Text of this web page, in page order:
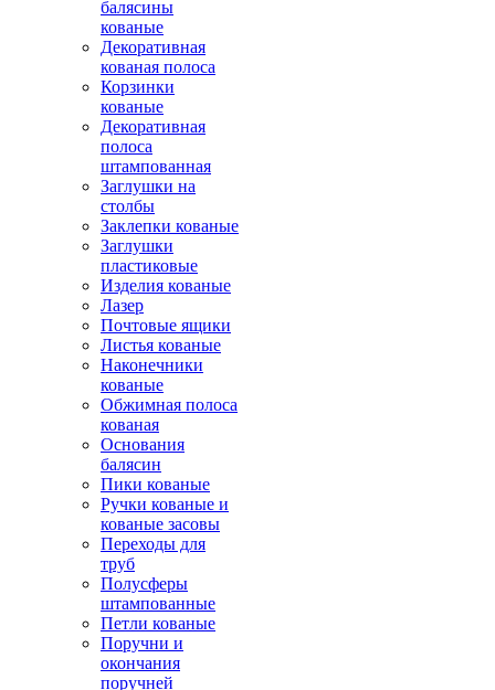
балясины
кованые
Декоративная
кованая полоса
Корзинки
кованые
Декоративная
полоса
штампованная
Заглушки на
столбы
Заклепки кованые
Заглушки
пластиковые
Изделия кованые
Лазер
Почтовые ящики
Листья кованые
Наконечники
кованые
Обжимная полоса
кованая
Основания
балясин
Пики кованые
Ручки кованые и
кованые засовы
Переходы для
труб
Полусферы
штампованные
Петли кованые
Поручни и
окончания
поручней